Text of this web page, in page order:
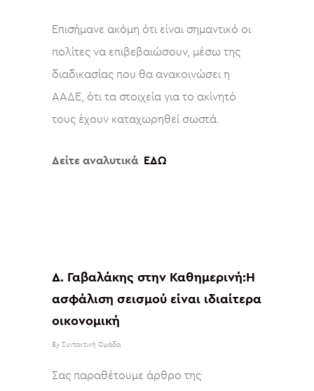
Επισήμανε ακόμη ότι είναι σημαντικό οι
πολίτες να επιβεβαιώσουν, μέσω της
διαδικασίας που θα ανακοινώσει η
ΑΑΔΕ, ότι τα στοιχεία για το ακίνητό
τους έχουν καταχωρηθεί σωστά.
Δείτε αναλυτικά ΕΔΩ
Δ. Γαβαλάκης στην Καθημερινή:Η
ασφάλιση σεισμού είναι ιδιαίτερα
οικονομική
By Συντακτική Ομάδα
Σας παραθέτουμε άρθρο της